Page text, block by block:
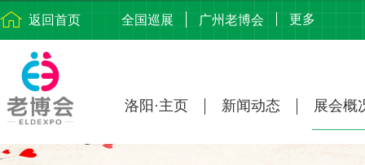
返回首页 全国巡展 广州老博会 更多
洛阳·主页 新闻动态 展会概